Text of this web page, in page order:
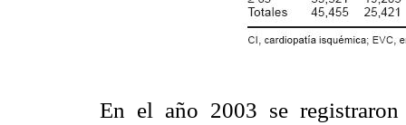
En el año 2003 se